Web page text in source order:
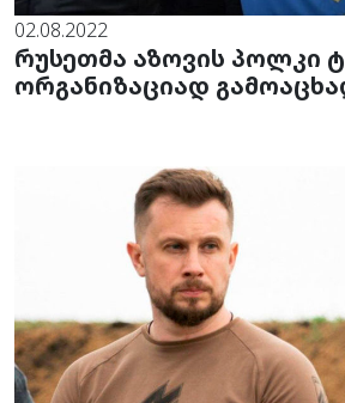
02.08.2022
რუსეთმა აზოვის პოლკი
ორგანიზაციად